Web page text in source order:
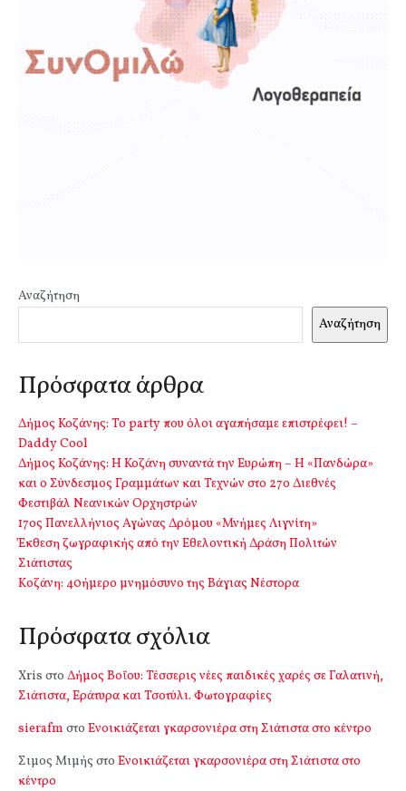
Αναζήτηση
Αναζήτηση
Πρόσφατα άρθρα
Δήμος Κοζάνης: Το party που όλοι αγαπήσαμε επιστρέφει! –
Daddy Cool
Δήμος Κοζάνης: Η Κοζάνη συναντά την Ευρώπη – Η «Πανδώρα»
και ο Σύνδεσμος Γραμμάτων και Τεχνών στο 27ο Διεθνές
Φεστιβάλ Νεανικών Ορχηστρών
17ος Πανελλήνιος Αγώνας Δρόμου «Μνήμες Λιγνίτη»
Έκθεση ζωγραφικής από την Εθελοντική Δράση Πολιτών
Σιάτιστας
Kοζάνη: 40ήμερο μνημόσυνο της Βάγιας Νέστορα
Πρόσφατα σχόλια
Xris στο Δήμος Βοΐου: Τέσσερις νέες παιδικές χαρές σε Γαλατινή,
Σιάτιστα, Εράτυρα και Τσοτύλι. Φωτογραφίες
sierafm στο Ενοικιάζεται γκαρσονιέρα στη Σιάτιστα στο κέντρο
Σιμος Μιμής στο Ενοικιάζεται γκαρσονιέρα στη Σιάτιστα στο
κέντρο